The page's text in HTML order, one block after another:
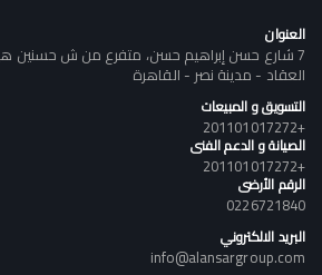
العنوان
7 شارع حسن إبراهيم حسن، متفرع من ش
العقاد - مدينة نصر - القاهرة
التسويق و المبيعات
+201101017272
الصيانة و الدعم الفنى
+201101017272
الرقم الأرضى
0226721840
البريد الالكتروني
info@alansargroup.com